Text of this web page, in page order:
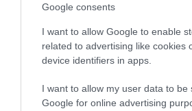
Google consents
I want to allow Google to enable
related to advertising like cookies
device identifiers in apps.
I want to allow my user data to be
Google for online advertising